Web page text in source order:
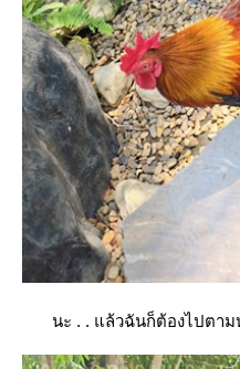
นะ . . แล้วฉันก็ต้องไปตา